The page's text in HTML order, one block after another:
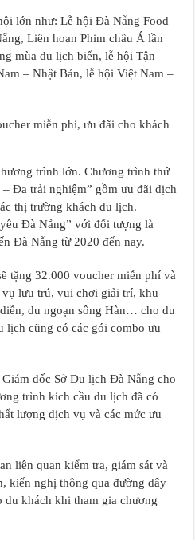
lớn như: Lễ hội Đà Nẵng Food
Liên hoan Phim châu Á lần
mùa du lịch biển, lễ hội Tận
– Nhật Bản, lễ hội Việt Nam –
miễn phí, ưu đãi cho khách
trình lớn. Chương trình thứ
Đa trải nghiệm” gồm ưu đãi dịch
thị trường khách du lịch.
Đà Nẵng” với đối tượng là
Đà Nẵng từ 2020 đến nay.
tặng 32.000 voucher miễn phí và
lưu trú, vui chơi giải trí, khu
du ngoạn sông Hàn… cho du
lịch cũng có các gói combo ưu
đốc Sở Du lịch Đà Nẵng cho
trình kích cầu du lịch đã có
lượng dịch vụ và các mức ưu
liên quan kiểm tra, giám sát và
kiến nghị thông qua đường dây
du khách khi tham gia chương